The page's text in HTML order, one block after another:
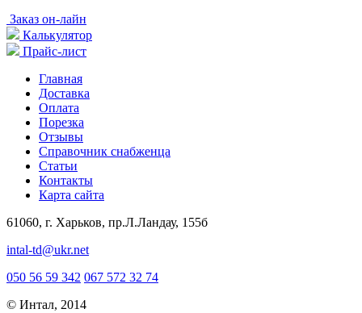
Заказ он-лайн
Калькулятор
Прайс-лист
Главная
Доставка
Оплата
Порезка
Отзывы
Справочник снабженца
Статьи
Контакты
Карта сайта
61060, г. Харьков, пр.Л.Ландау, 155б
intal-td@ukr.net
050 56 59 342 067 572 32 74
© Интал, 2014